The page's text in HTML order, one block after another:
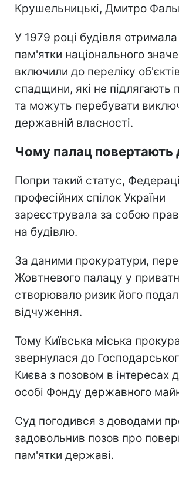
Крушельницькі, Дмитро
У 1979 році будівля отримала
пам'ятки національного
включили до переліку
спадщини, які не підлягають
та можуть перебувати
державній власності.
Чому палац повертають
Попри такий статус,
професійних спілок України
зареєструвала за собою
на будівлю.
За даними прокуратури,
Жовтневого палацу у
створювало ризик його
відчуження.
Тому Київська міська
звернулася до
Києва з позовом в інтересах
особі Фонду державного
Суд погодився з доводами
задовольнив позов про
пам'ятки державі.